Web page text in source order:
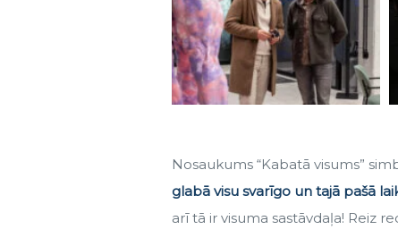
Nosaukums “Kabatā visums”
glabā visu svarīgo un tajā pašā
arī tā ir visuma sastāvdaļa! Reiz